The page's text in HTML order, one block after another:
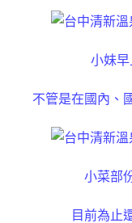
小妹
不管是在國內、
小菜部
目前為止